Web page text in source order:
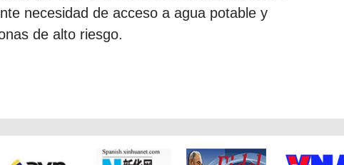
necesidad de acceso a agua potable y
de alto riesgo.